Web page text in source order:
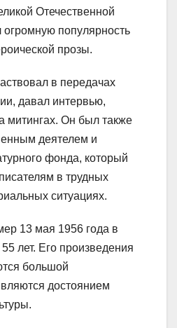
Отечественной
популярность
прозы.
в передачах
давал интервью,
митингах. Он был также
деятелем и
фонда, который
в трудных
ситуациях.
13 мая 1956 года в
лет. Его произведения
большой
достоянием